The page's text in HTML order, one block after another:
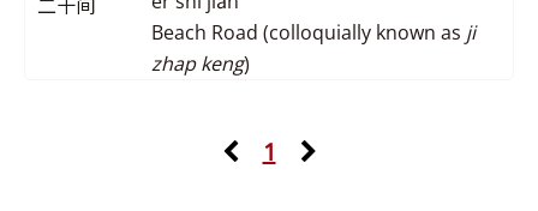
二十间
Beach Road (colloquially known as ji
zhap keng)
1